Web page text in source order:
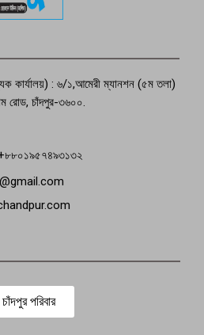
বিভিন্ন সংগঠনের শোক
কার্যালয়) : ৬/১,আমেরী ম্যানশন (৫ম তলা)
রোড, চাঁদপুর-৩৬০০.
পরিবার